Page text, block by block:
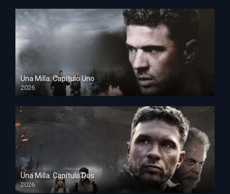
Una Milla: Capítulo Uno
2026
HD 1080p
Una Milla: Capítulo Dos
2026
HD 1080p